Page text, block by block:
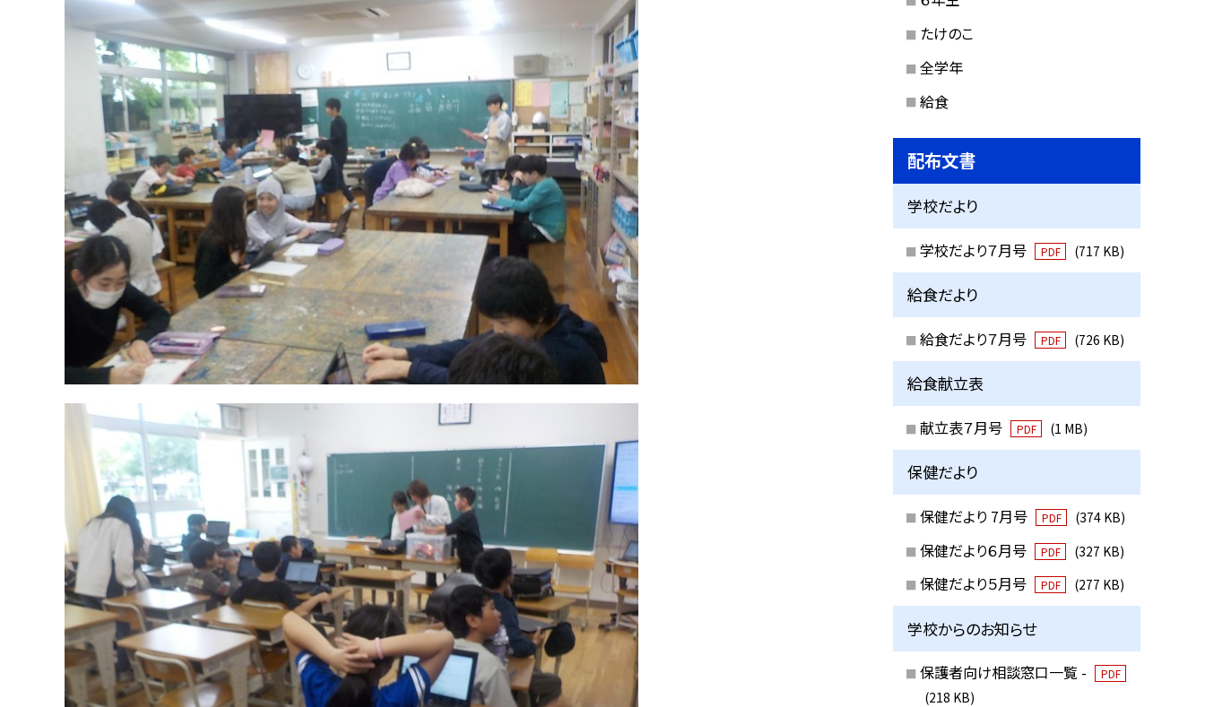
たけのこ
全学年
給食
配布文書
学校だより
学校だより７月号 PDF (717 KB)
給食だより
給食だより７月号 PDF (726 KB)
給食献立表
献立表７月号 PDF (1 MB)
保健だより
保健だより 7月号 PDF (374 KB)
保健だより６月号 PDF (327 KB)
保健だより５月号 PDF (277 KB)
学校からのお知らせ
保護者向け相談窓口一覧 - PDF
(218 KB)